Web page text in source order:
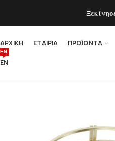
ΑΡΧΙΚΗ ΕΤΑΙΡΙΑ ΠΡΟΪΟΝΤΑ
EN
EN